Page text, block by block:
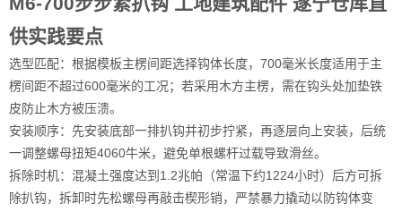
供实践要点
选型匹配：根据模板主楞间距选择钩体长度，700毫米长度适用于主
楞间距不超过600毫米的工况；若采用木方主楞，需在钩头处加垫铁
皮防止木方被压溃。
安装顺序：先安装底部一排扒钩并初步拧紧，再逐层向上安装，后统
一调整螺母扭矩4060牛米，避免单根螺杆过载导致滑丝。
拆除时机：混凝土强度达到1.2兆帕（常温下约1224小时）后方可拆
除扒钩，拆卸时先松螺母再敲击楔形销，严禁暴力撬动以防钩体变